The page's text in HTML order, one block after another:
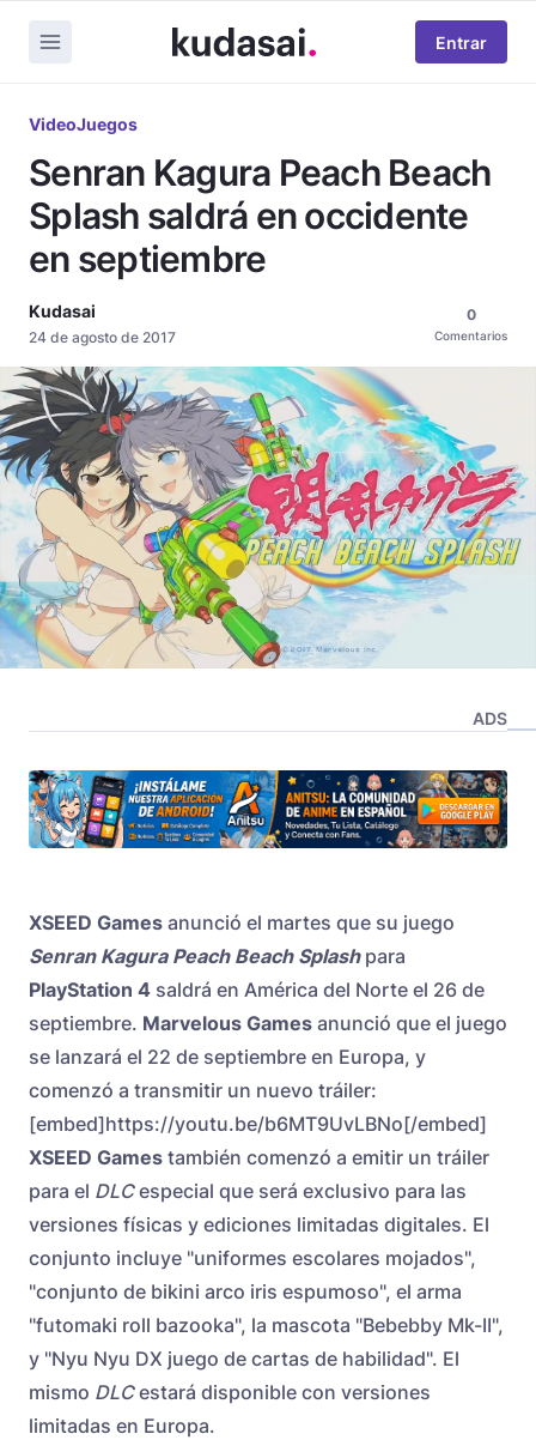
Entrar
VideoJuegos
Senran Kagura Peach Beach
Splash saldrá en occidente
en septiembre
Kudasai
24 de agosto de 2017
0
Comentarios
ADS
XSEED Games anunció el martes que su juego
Senran Kagura Peach Beach Splashpara
PlayStation 4 saldrá en América del Norte el 26 de
septiembre. Marvelous Games anunció que el juego
se lanzará el 22 de septiembre en Europa, y
comenzó a transmitir un nuevo tráiler:
[embed]https://youtu.be/b6MT9UvLBNo[/embed]
XSEED Games también comenzó a emitir un tráiler
para el DLCespecial que será exclusivo para las
versiones físicas y ediciones limitadas digitales. El
conjunto incluye "uniformes escolares mojados",
"conjunto de bikini arco iris espumoso", el arma
"futomaki roll bazooka", la mascota "Bebebby Mk-II",
y "Nyu Nyu DX juego de cartas de habilidad". El
mismo DLCestará disponible con versiones
limitadas en Europa.